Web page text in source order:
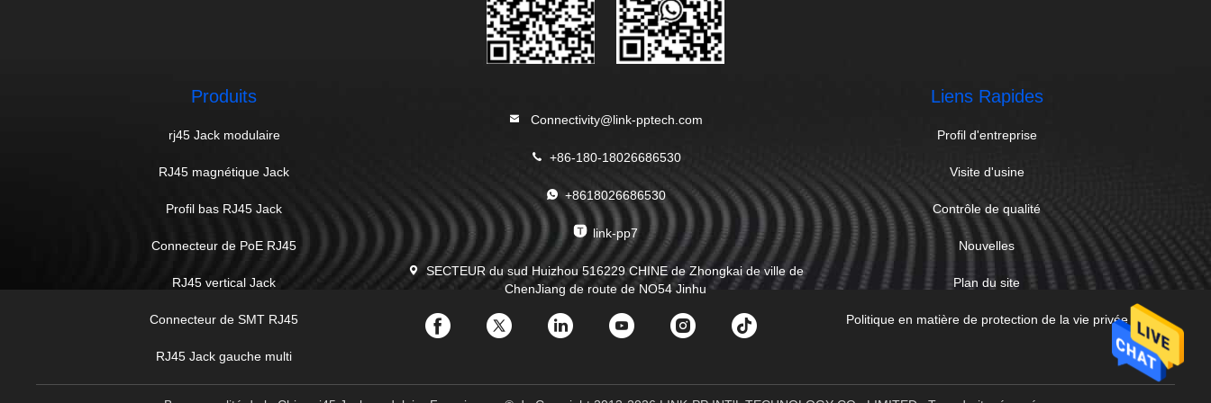
Produits
rj45 Jack modulaire
RJ45 magnétique Jack
Profil bas RJ45 Jack
Connecteur de PoE RJ45
RJ45 vertical Jack
Connecteur de SMT RJ45
RJ45 Jack gauche multi
Connectivity@link-pptech.com
+86-180-18026686530
+8618026686530
link-pp7
SECTEUR du sud Huizhou 516229 CHINE de Zhongkai de ville de
ChenJiang de route de NO54 Jinhu
Liens Rapides
Profil d'entreprise
Visite d'usine
Contrôle de qualité
Nouvelles
Plan du site
Politique en matière de protection de la vie privée